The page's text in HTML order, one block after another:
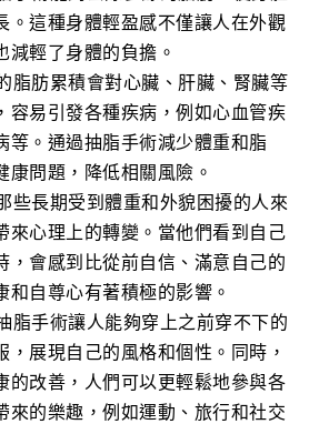
。這種身體輕盈感不僅讓人在外觀
減輕了身體的負擔。
脂肪累積會對心臟、肝臟、腎臟等
容易引發各種疾病，例如心血管疾
等。通過抽脂手術減少體重和脂
康問題，降低相關風險。
些長期受到體重和外貌困擾的人來
來心理上的轉變。當他們看到自己
，會感到比從前自信、滿意自己的
和自尊心有著積極的影響。
脂手術讓人能夠穿上之前穿不下的
，展現自己的風格和個性。同時，
的改善，人們可以更輕鬆地參與各
來的樂趣，例如運動、旅行和社交